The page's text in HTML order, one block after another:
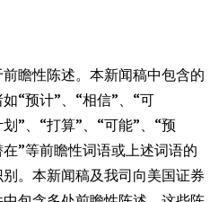
瞻性陈述。本新闻稿中包含的
“预计”、“相信”、“可
”、“打算”、“可能”、“预
”等前瞻性词语或上述词语的
。本新闻稿及我司向美国证券